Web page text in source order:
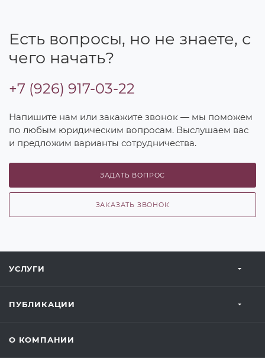
Есть вопросы, но не знаете, с
чего начать?
+7 (926) 917-03-22
Напишите нам или закажите звонок — мы поможем
по любым юридическим вопросам. Выслушаем вас
и предложим варианты сотрудничества.
ЗАДАТЬ ВОПРОС
ЗАКАЗАТЬ ЗВОНОК
УСЛУГИ
ПУБЛИКАЦИИ
О КОМПАНИИ